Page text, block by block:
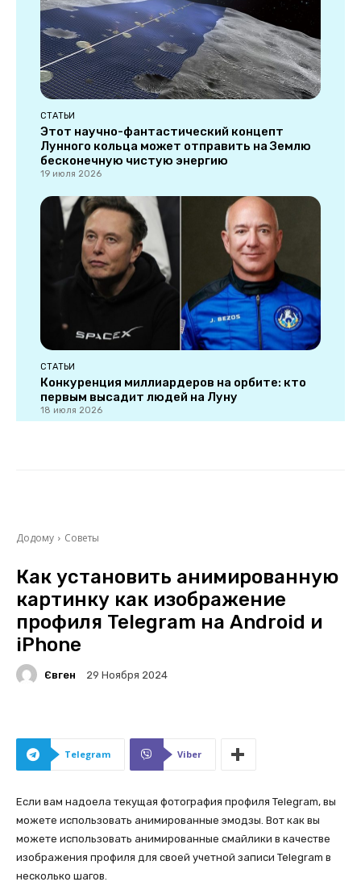
СТАТЬИ
Этот научно-фантастический концепт
Лунного кольца может отправить на Землю
бесконечную чистую энергию
19 июля 2026
СТАТЬИ
Конкуренция миллиардеров на орбите: кто
первым высадит людей на Луну
18 июля 2026